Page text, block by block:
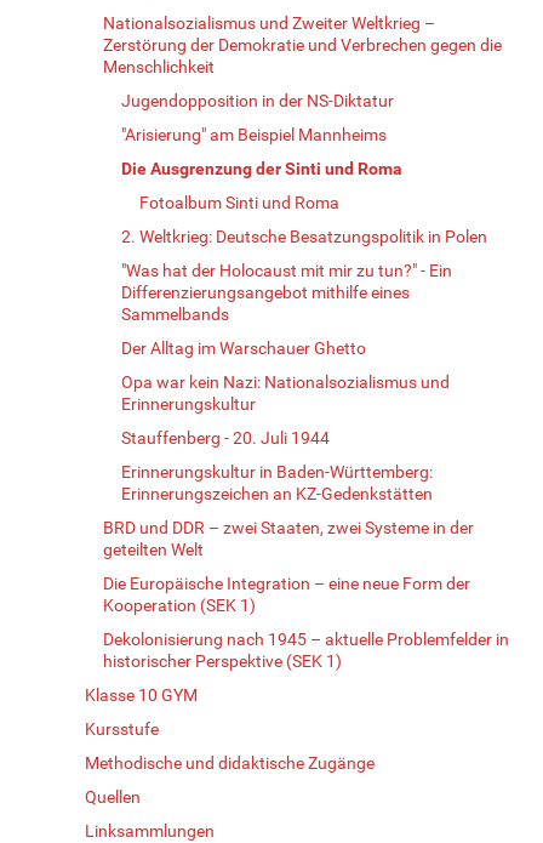
Nationalsozialismus und Zweiter Weltkrieg –
Zerstörung der Demokratie und Verbrechen gegen die
Menschlichkeit
Jugendopposition in der NS-Diktatur
"Arisierung" am Beispiel Mannheims
Die Ausgrenzung der Sinti und Roma
Fotoalbum Sinti und Roma
2. Weltkrieg: Deutsche Besatzungspolitik in Polen
"Was hat der Holocaust mit mir zu tun?" - Ein
Differenzierungsangebot mithilfe eines
Sammelbands
Der Alltag im Warschauer Ghetto
Opa war kein Nazi: Nationalsozialismus und
Erinnerungskultur
Stauffenberg - 20. Juli 1944
Erinnerungskultur in Baden-Württemberg:
Erinnerungszeichen an KZ-Gedenkstätten
BRD und DDR – zwei Staaten, zwei Systeme in der
geteilten Welt
Die Europäische Integration – eine neue Form der
Kooperation (SEK 1)
Dekolonisierung nach 1945 – aktuelle Problemfelder in
historischer Perspektive (SEK 1)
Klasse 10 GYM
Kursstufe
Methodische und didaktische Zugänge
Quellen
Linksammlungen